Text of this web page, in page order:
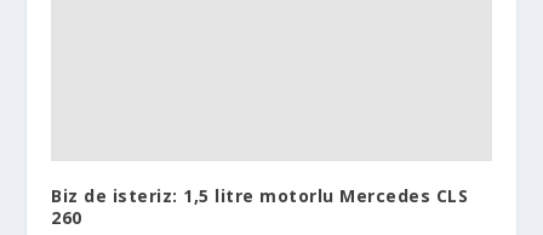
Biz de isteriz: 1,5 litre motorlu Mercedes CLS
260